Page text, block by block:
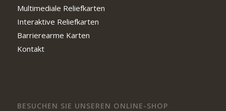
Multimediale Reliefkarten
Interaktive Reliefkarten
Barrierearme Karten
Kontakt
BESUCHEN SIE UNSEREN ONLINE-SHOP